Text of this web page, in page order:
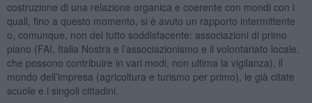
costruzione di una relazione organica e coerente con mondi con i
quali, fino a questo momento, si è avuto un rapporto intermittente
o, comunque, non del tutto soddisfacente: associazioni di primo
piano (FAI, Italia Nostra e l’associazionismo e il volontariato locale,
che possono contribuire in vari modi, non ultima la vigilanza), il
mondo dell’impresa (agricoltura e turismo per primo), le già citate
scuole e i singoli cittadini.